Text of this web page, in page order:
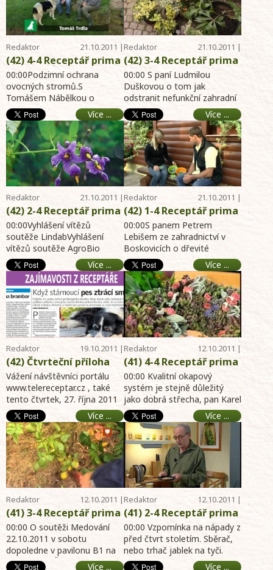
online archiv hobby
portál 30.10.2011-
zahrada, dům, byt,
chalupa
zahrada, dům, byt,
chalupa
Redaktor
Telereceptáře
21.10.2011 |
12:41
(42) 4-4 Receptář prima
nápadů online -
Podzimní ochrana
ovocných stromů -
NOVÁ soutěž - O
stárnoucích psech -
Rekapitulace rad -
Pozvánka na výstavy -
online archiv hobby
portál 23.10.2011-
zahrada, dům, byt,
chalupa
00:00Podzimní ochrana
ovocných stromů.S
Tomášem Nábělkou o
postřiku měďnatým
přípravkem a 5 % roztokem
močoviny a vody. 03: ...
Více ...
Redaktor
Telereceptáře
21.10.2011 |
12:38
(42) 3-4 Receptář prima
nápadů online -
Odstraňujeme zahradní
jezírko - NOVÁ soutěž -
Choroby a škůdci rostlin
- online archiv hobby
portál 23.10.2011-
zahrada, dům, byt,
chalupa
00:00 S paní Ludmilou
Duškovou o tom jak
odstranit nefunkční zahradní
jezírko a čím osázet místo
po jezírku. Čemeřice, zbě ...
Více ...
Redaktor
Telereceptáře
21.10.2011 |
12:37
(42) 2-4 Receptář prima
nápadů online -
Vyhlášení vítězů
soutěží - Identifikace
rostlin s panem
Václavem Větvičkou -
Na chatě u herce pana
Oldřicha Navrátila -
Produkty z olivy - Nad
dopisy diváků -
Záchranná stanice pro
veverky - o
00:00Vyhlášení vítězů
soutěže LindabVyhlášení
vítězů soutěže AgroBio
OpavaVyhlášení vítězů
soutěže Allivictus02:0 ...
Více ...
Redaktor
Telereceptáře
21.10.2011 |
11:33
(42) 1-4 Receptář prima
nápadů online - O
muškátech a begoniích
- Jak na hlodavce a
potkany - Podzimní
hnojení rostlin -
Zvuková izolace bytu v
panelovém domě -
online archiv hobby
portál 23.10.2011-
zahrada, dům, byt,
chalupa
00:00S panem Petrem
Lebišem ze zahradnictví v
Boskovicích o dřevité
begonii.Sazenice muškátů a
jak množit muškáty ze
starých ...
Více ...
Redaktor
Telereceptáře
19.10.2011 |
10:01
(42) Čtvrteční příloha
regionálního DENÍKU
27.10.2011
Vážení návštěvníci portálu
www.telereceptar.cz , také
tento čtvrtek, 27. října 2011
si můžete zakoupit Váš
regionální ...
Více ...
Redaktor
Telereceptáře
12.10.2011 |
15:26
(41) 4-4 Receptář prima
nápadů online -
Okapové systémy -
NOVÁ soutěž - Podzimní
věnečky - Kanadské
borůvky - Pozvánka na
výstavy - online archiv
hobby portál 16.10.2011-
zahrada, dům, byt,
chalupa
00:00 Kvalitní okapový
systém je stejně důležitý
jako dobrá střecha, pan Karel
Skokan radí jak na výběr
vhodného systému. ...
Více ...
Redaktor
Telereceptáře
12.10.2011 |
15:25
(41) 3-4 Receptář prima
nápadů online - O
soutěži Medování -
Pěstitelské problémy
pana dr. Podlahy - NOVÁ
00:00 O soutěži Medování
22.10.2011 v sobotu
dopoledne v pavilonu B1 na
Výstavišti v Českých Více ...
Redaktor
Telereceptáře
12.10.2011 |
15:25
(41) 2-4 Receptář prima
nápadů online - Nápady
Receptáře 25 let staré
trhač ovoce - Vyhlášení
vítězů soutěží - Jak
00:00 Vzpomínka na nápady z
před čtvrt stoletím. Sběrač,
nebo trhač jablek na tyči.
02:12 Vyhlášení vítězůVíce ...